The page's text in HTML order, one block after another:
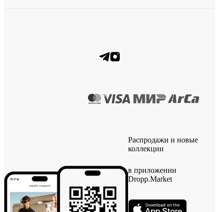
Распродажи и новые
коллекции
в приложении
Dropp.Market